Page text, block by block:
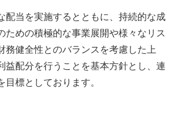
配当を実施するとともに、持続的な成
ための積極的な事業展開や様々なリス
務健全性とのバランスを考慮した上
益配分を行うことを基本方針とし、連
目標としております。